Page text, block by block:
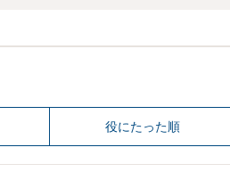
役にたった順